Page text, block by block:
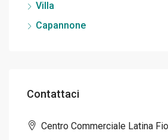
Villa
Capannone
Contattaci
Centro Commerciale Latina